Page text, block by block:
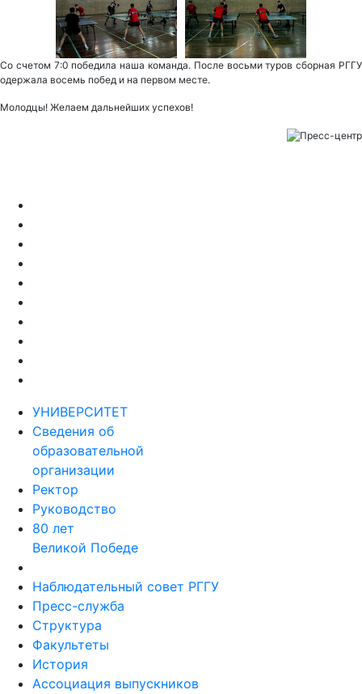
Со счетом 7:0 победила наша команда. После восьми туров сборная РГГУ
одержала восемь побед и на первом месте.
Молодцы! Желаем дальнейших успехов!
УНИВЕРСИТЕТ
Сведения об
образовательной
организации
Ректор
Руководство
80 лет
Великой Победе
Наблюдательный совет РГГУ
Пресс-служба
Структура
Факультеты
История
Ассоциация выпускников